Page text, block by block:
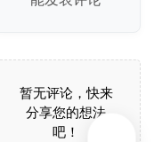
暂无评论，快来
分享您的想法
吧！